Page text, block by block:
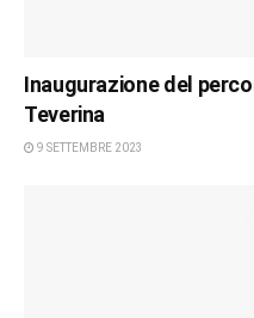
Inaugurazione del
Teverina
9 SETTEMBRE 2023